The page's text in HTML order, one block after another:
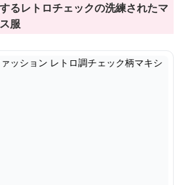
るレトロチェックの洗練されたマ
服